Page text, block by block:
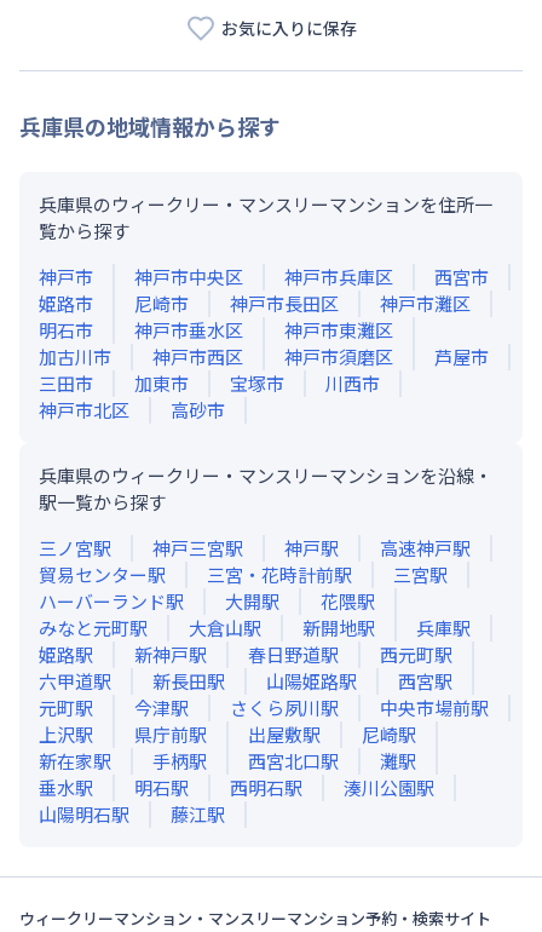
お気に入りに保存
兵庫県の地域情報から探す
兵庫県のウィークリー・マンスリーマンションを住所一
覧から探す
神戸市
神戸市中央区 神戸市兵庫区
西宮市
姫路市
尼崎市 神戸市長田区
神戸市灘区
明石市
神戸市垂水区
神戸市東灘区
加古川市
神戸市西区 神戸市須磨区
芦屋市
三田市
加東市 宝塚市
川西市
神戸市北区
高砂市
兵庫県のウィークリー・マンスリーマンションを沿線・
駅一覧から探す
三ノ宮駅 神戸三宮駅 神戸駅 高速神戸駅
貿易センター駅 三宮・花時計前駅 三宮駅
ハーバーランド駅 大開駅 花隈駅
みなと元町駅 大倉山駅 新開地駅 兵庫駅
姫路駅 新神戸駅 春日野道駅 西元町駅
六甲道駅 新長田駅 山陽姫路駅 西宮駅
元町駅 今津駅 さくら夙川駅 中央市場前駅
上沢駅 県庁前駅 出屋敷駅 尼崎駅
新在家駅 手柄駅 西宮北口駅 灘駅
垂水駅 明石駅 西明石駅 湊川公園駅
山陽明石駅 藤江駅
ウィークリーマンション・マンスリーマンション予約・検索サイト